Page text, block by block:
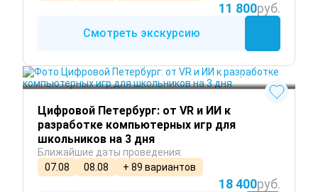
11 800руб.
Смотреть экскурсию
Круглый год
Цифровой Петербург: от VR и ИИ к
разработке компьютерных игр для
школьников на 3 дня
Ближайшие даты проведения:
07.08
08.08 + 89 вариантов
18 400руб.